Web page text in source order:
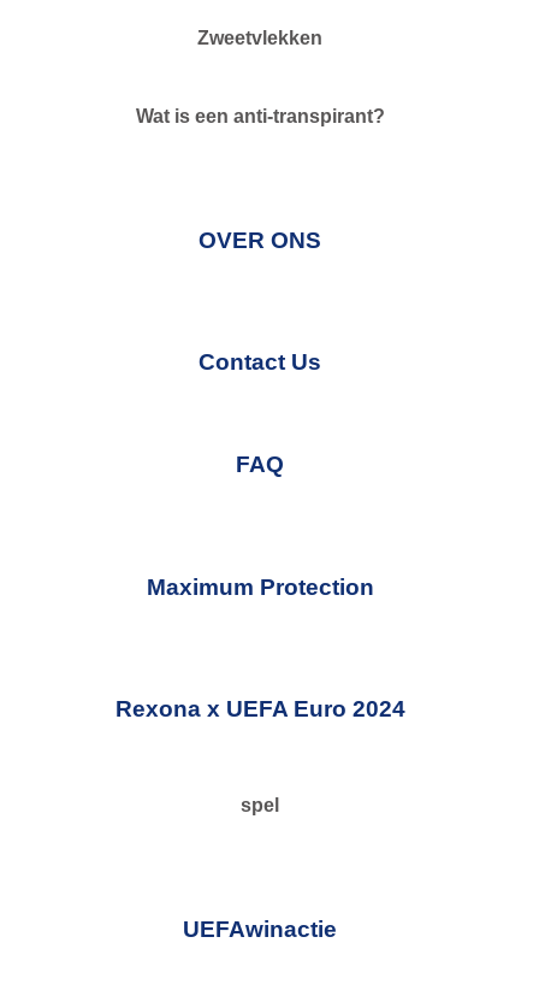
Zweetvlekken
Wat is een anti-transpirant?
OVER ONS
Contact Us
FAQ
Maximum Protection
Rexona x UEFA Euro 2024
spel
UEFAwinactie